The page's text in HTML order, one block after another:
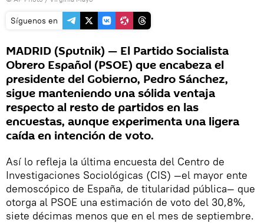
Síguenos en
MADRID (Sputnik) — El Partido Socialista
Obrero Español (PSOE) que encabeza el
presidente del Gobierno, Pedro Sánchez,
sigue manteniendo una sólida ventaja
respecto al resto de partidos en las
encuestas, aunque experimenta una ligera
caída en intención de voto.
Así lo refleja la última encuesta del Centro de
Investigaciones Sociológicas (CIS) —el mayor ente
demoscópico de España, de titularidad pública— que
otorga al PSOE una estimación de voto del 30,8%,
siete décimas menos que en el mes de septiembre.